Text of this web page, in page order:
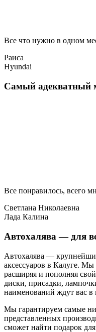
Все что нужно в одном
Раиса
Hyundai
Самый адекватный
Все понравилось, всего
Светлана Николаевна
Лада Калина
Автохалява — для
Автохалява —
аксессуаров в Калуге. Мы
расширяя и пополняя
диски, присадки,
наименований ждут вас
Мы гарантируем самые
представленных
сможет найти подарок для